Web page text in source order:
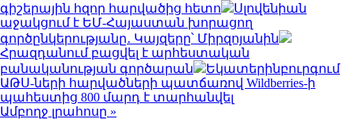
գիշերային հզոր հարվածից հետո
Սլովենիան
աջակցում է ԵՄ-Հայաստան խորացող
գործընկերությանը․ Կայզերը՝ Միրզոյանին
Հրազդանում բացվել է արհեստական
բանականության գործարան
Եկատերինբուրգում
ԱԹՍ-ների հարվածների պատճառով Wildberries-ի
պահեստից 800 մարդ է տարհանվել
Ամբողջ լրահոսը »